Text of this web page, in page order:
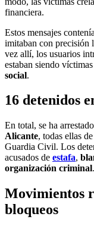
financiera.
Estos mensajes
imitaban con precisión
vez allí, los usuarios
estaban siendo
social.
16 detenidos
En total, se ha
Alicante, todas ellas
Guardia Civil. Los
acusados de estafa,
organización criminal.
Movimientos
bloqueos